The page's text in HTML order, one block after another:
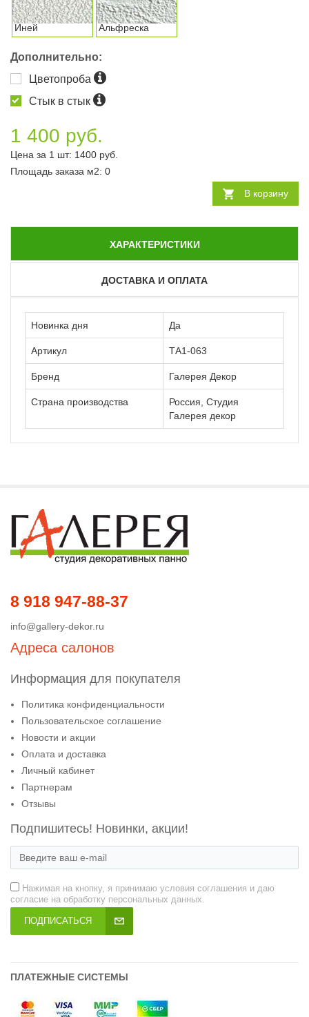
Иней Альфреска
Дополнительно:
Цветопроба
Стык в стык
1 400 руб.
Цена за 1 шт: 1400 руб.
Площадь заказа м2: 0
В корзину
ХАРАКТЕРИСТИКИ
ДОСТАВКА И ОПЛАТА
Новинка дня Да
Артикул ТА1-063
Бренд Галерея Декор
Страна производства
Россия, Студия
Галерея декор
8 918 947-88-37
info@gallery-dekor.ru
Адреса салонов
Информация для покупателя
Политика конфиденциальности
Пользовательское соглашение
Новости и акции
Оплата и доставка
Личный кабинет
Партнерам
Отзывы
Подпишитесь! Новинки, акции!
Нажимая на кнопку, я принимаю условия соглашения и даю
согласие на обработку персональных данных.
ПОДПИСАТЬСЯ
ПЛАТЕЖНЫЕ СИСТЕМЫ